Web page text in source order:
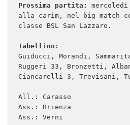
Prossima partita:
alla carim, nel big match
classe BSL San Lazzaro.
Tabellino:
Guiducci, Morandi,
Ruggeri 33, Bronzetti,
Ciancarelli 3, Trevisani,
All.: Carasso
Ass.: Brienza
Ass.: Verni